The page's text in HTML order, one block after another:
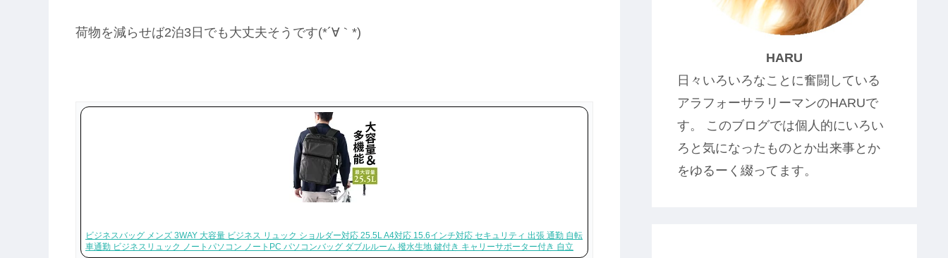
荷物を減らせば2泊3日でも大丈夫そうです(*´∀｀*)
ビジネスバッグ メンズ 3WAY 大容量 ビジネス リュック ショルダー対応 25.5L A4対応 15.6インチ対応 セキュリティ 出張 通勤 自転
車通勤 ビジネスリュック ノートパソコン ノートPC パソコンバッグ ダブルルーム 撥水生地 鍵付き キャリーサポーター付き 自立
HARU
日々いろいろなことに奮闘している
アラフォーサラリーマンのHARUで
す。 このブログでは個人的にいろい
ろと気になったものとか出来事とか
をゆるーく綴ってます。